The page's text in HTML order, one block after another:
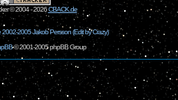
© 2004 - 2026CBACK.de
2002-2005 Jakob Persson (Edit by Crazy)
© 2001-2005 phpBB Group